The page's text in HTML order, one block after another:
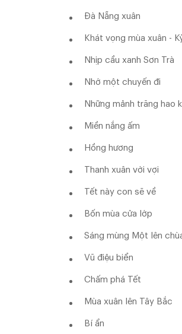
Đà Nẵng xuân
Khát vọng mùa xuân -
Nhịp cầu xanh Sơn Trà
Nhớ một chuyến đi
Những mảnh trăng hao
Miền nắng ấm
Hồng hương
Thanh xuân vời vợi
Tết này con sẽ về
Bốn mùa cửa lớp
Sáng mùng Một lên
Vũ điệu biển
Chấm phá Tết
Mùa xuân lên Tây Bắc
Bí ẩn